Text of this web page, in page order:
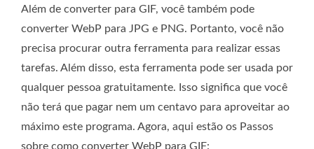
Além de converter para GIF, você também pode
converter WebP para JPG e PNG. Portanto, você não
precisa procurar outra ferramenta para realizar essas
tarefas. Além disso, esta ferramenta pode ser usada por
qualquer pessoa gratuitamente. Isso significa que você
não terá que pagar nem um centavo para aproveitar ao
máximo este programa. Agora, aqui estão os Passos
sobre como converter WebP para GIF: